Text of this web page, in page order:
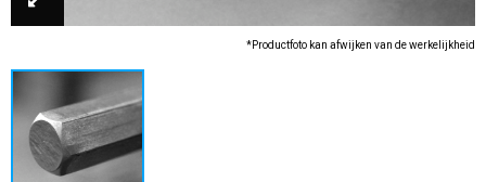
*Productfoto kan afwijken van de werkelijkheid